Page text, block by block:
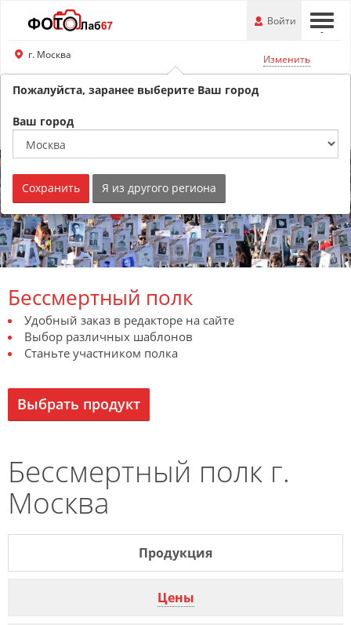
Перейти
основной
---
Войти
г. Москва Изменить
Обратный звонок
Бессмертный полк
Удобный заказ в редакторе на сайте
Выбор различных шаблонов
Станьте участником полка
Выбрать продукт
Бессмертный полк г.
Москва
Продукция
Цены
Пожалуйста, заранее выберите Ваш город
Ваш город
Сохранить Я из другого региона